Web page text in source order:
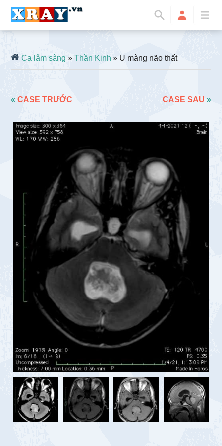
Ca lâm sàng »Thần Kinh » U màng não thất
«CASE TRƯỚC CASE SAU »